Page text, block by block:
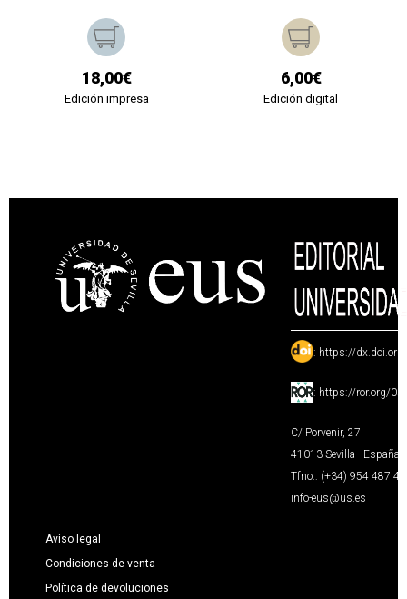
18,00€
Edición impresa
6,00€
Edición digital
: https://
: https://ror.org/
C/ Porvenir, 27
41013 Sevilla · España
Tfno.: (+34) 954 487
info-eus@us.es
Aviso legal
Condiciones de venta
Política de devoluciones